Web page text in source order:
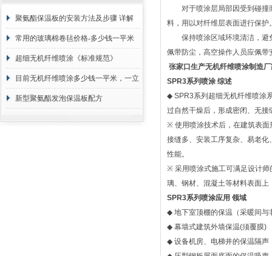
聚氨酯保温板的安装方法及步骤 详解
常用的玻璃棉卷毡价格-多少钱一平米
超细无机纤维喷涂《标准规范》
目前无机纤维喷涂多少钱一平米，一立
方 价格计算
新型聚氨酯发泡保温板配方
对于喷涂层局部因受到碰撞而
料，用以对纤维层表面进行保护
保持喷涂区域环境清洁，避
佩带防尘，高空操作人员应佩带
张家口生产无机纤维喷涂制造
SPR3系列喷涂 综述
◆ SPR3系列超细无机纤维喷涂
过自然干燥后，形成密闭、无
※ 使用喷涂技术后，在建筑表
接缝多、安装工序复杂、易老
性能。
※ 采用喷涂式施工可满足设计
璃、钢材、混凝土等材料表面
SPR3系列喷涂应用 领域
◆ 地下室顶棚的保温（采暖间与
◆ 幕墙式建筑外墙保温(须覆膜)
◆ 设备机房、电梯井的保温隔声